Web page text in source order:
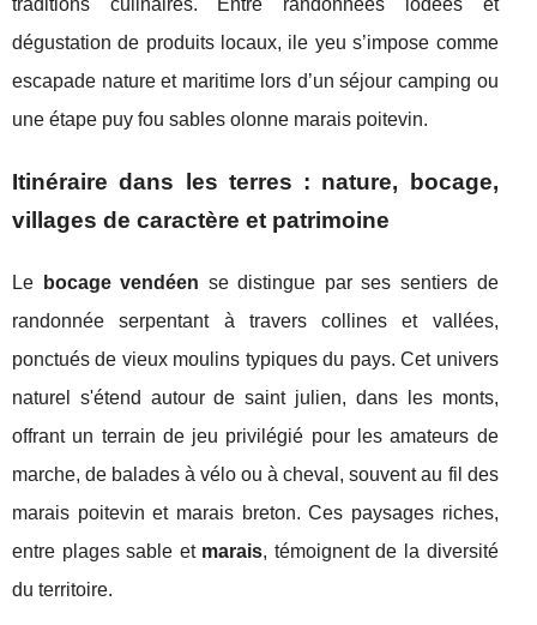
dégustation de produits locaux, ile yeu s’impose comme
escapade nature et maritime lors d’un séjour camping ou
une étape puy fou sables olonne marais poitevin.
Itinéraire dans les terres : nature, bocage,
villages de caractère et patrimoine
Le bocage vendéen se distingue par ses sentiers de
randonnée serpentant à travers collines et vallées,
ponctués de vieux moulins typiques du pays. Cet univers
naturel s'étend autour de saint julien, dans les monts,
offrant un terrain de jeu privilégié pour les amateurs de
marche, de balades à vélo ou à cheval, souvent au fil des
marais poitevin et marais breton. Ces paysages riches,
entre plages sable et marais, témoignent de la diversité
du territoire.